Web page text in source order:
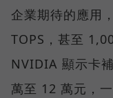
企業期待的應用
TOPS，甚至
NVIDIA 顯示卡
萬至 12 萬元，